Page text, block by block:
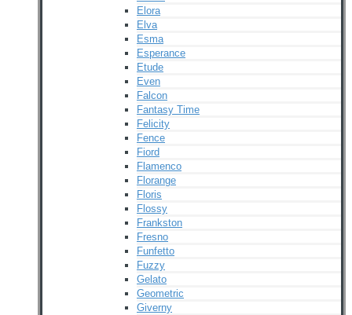
Elora
Elva
Esma
Esperance
Etude
Even
Falcon
Fantasy Time
Felicity
Fence
Fiord
Flamenco
Florange
Floris
Flossy
Frankston
Fresno
Funfetto
Fuzzy
Gelato
Geometric
Giverny